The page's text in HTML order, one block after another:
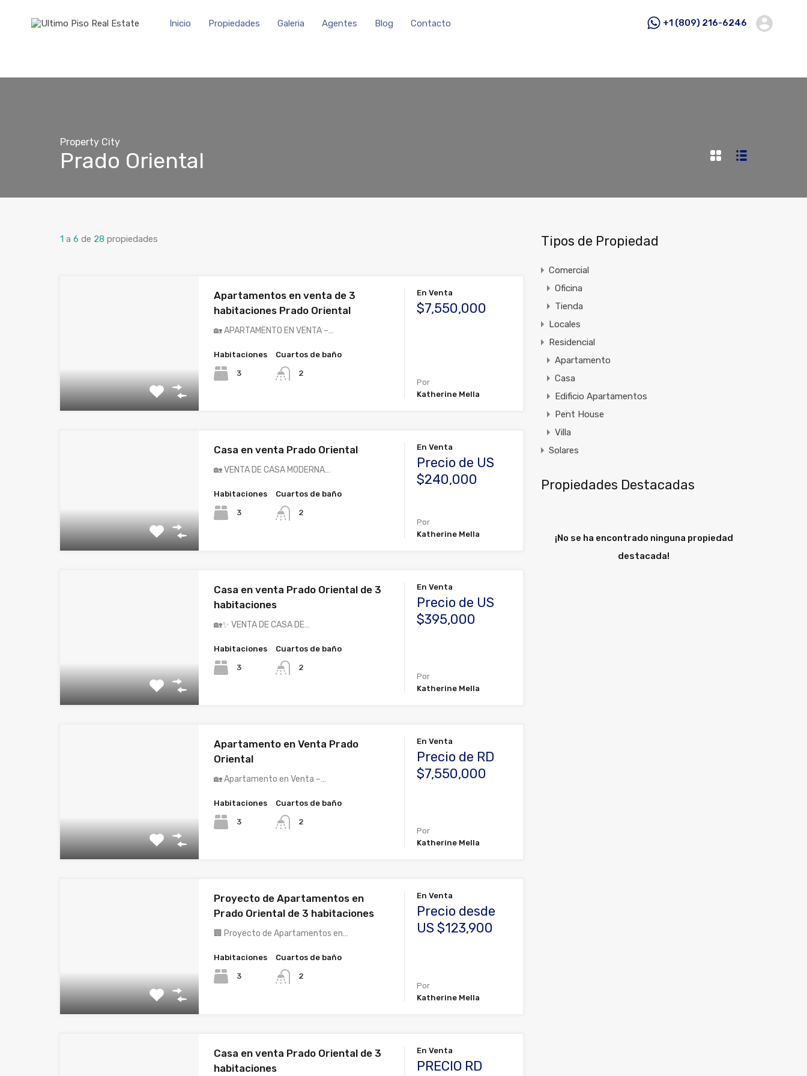
Inicio Propiedades Galeria Agentes Blog Contacto +1 (809) 216-6246
Property City
Prado Oriental
1 a 6 de 28 propiedades
Apartamentos en venta de 3
habitaciones Prado Oriental
🏡 APARTAMENTO EN VENTA –…
Habitaciones
3
Cuartos de baño
2
En Venta
$7,550,000
Por
Katherine Mella
Casa en venta Prado Oriental
🏡 VENTA DE CASA MODERNA…
Habitaciones
3
Cuartos de baño
2
En Venta
Precio de US
$240,000
Por
Katherine Mella
Casa en venta Prado Oriental de 3
habitaciones
🏡✨ VENTA DE CASA DE…
Habitaciones
3
Cuartos de baño
2
En Venta
Precio de US
$395,000
Por
Katherine Mella
Apartamento en Venta Prado
Oriental
🏡 Apartamento en Venta –…
Habitaciones
3
Cuartos de baño
2
En Venta
Precio de RD
$7,550,000
Por
Katherine Mella
Proyecto de Apartamentos en
Prado Oriental de 3 habitaciones
🏢 Proyecto de Apartamentos en…
Habitaciones
3
Cuartos de baño
2
En Venta
Precio desde
US $123,900
Por
Katherine Mella
Casa en venta Prado Oriental de 3
habitaciones
En Venta
PRECIO RD
Tipos de Propiedad
Comercial
Oficina
Tienda
Locales
Residencial
Apartamento
Casa
Edificio Apartamentos
Pent House
Villa
Solares
Propiedades Destacadas
¡No se ha encontrado ninguna propiedad
destacada!